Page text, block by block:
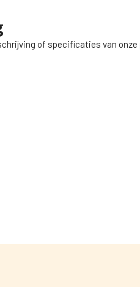
of specificaties van